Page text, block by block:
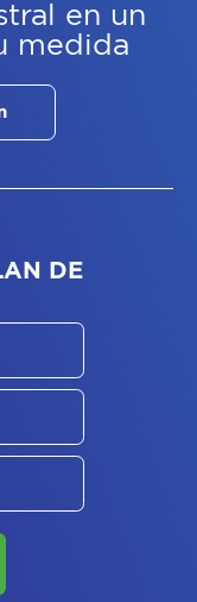
en un
medida